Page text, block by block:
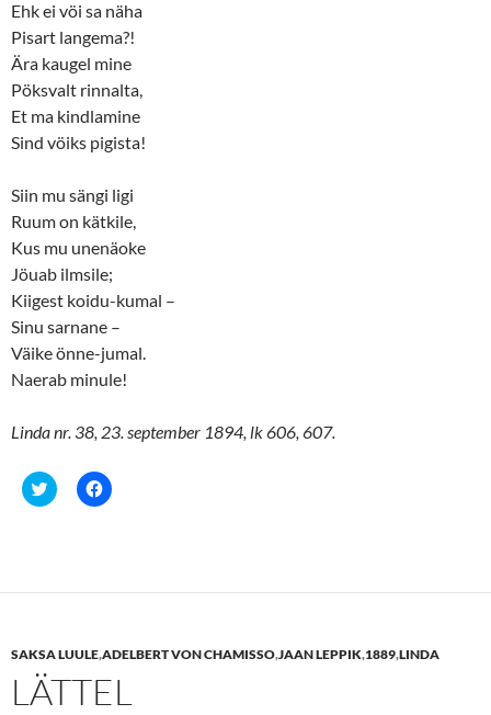
Ehk ei vöi sa näha
Pisart langema?!
Ära kaugel mine
Pöksvalt rinnalta,
Et ma kindlamine
Sind vöiks pigista!
Siin mu sängi ligi
Ruum on kätkile,
Kus mu unenäoke
Jöuab ilmsile;
Kiigest koidu-kumal –
Sinu sarnane –
Väike önne-jumal.
Naerab minule!
Linda nr. 38, 23. september 1894, lk 606, 607.
C
l
h
o
T
w
C
l
h
o
F
a
SAKSA LUULE,ADELBERT VON CHAMISSO,JAAN LEPPIK,1889,LINDA
LÄTTEL